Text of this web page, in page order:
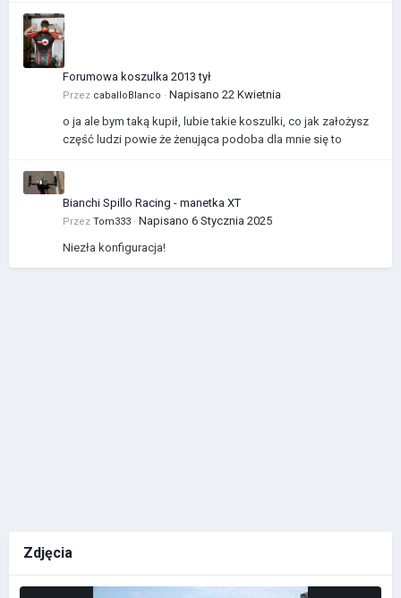
Forumowa koszulka 2013 tył
Przez caballoBlanco · Napisano 22 Kwietnia
o ja ale bym taką kupił, lubie takie koszulki, co jak założysz
część ludzi powie że żenująca podoba dla mnie się to
Bianchi Spillo Racing - manetka XT
Przez Tom333 · Napisano 6 Stycznia 2025
Niezła konfiguracja!
Zdjęcia